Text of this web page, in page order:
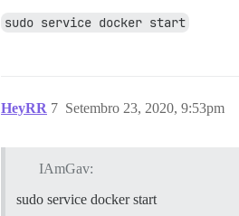
sudo service docker start
HeyRR Setembro 23, 2020, 9:53pm
7
IAmGav:
sudo service docker start